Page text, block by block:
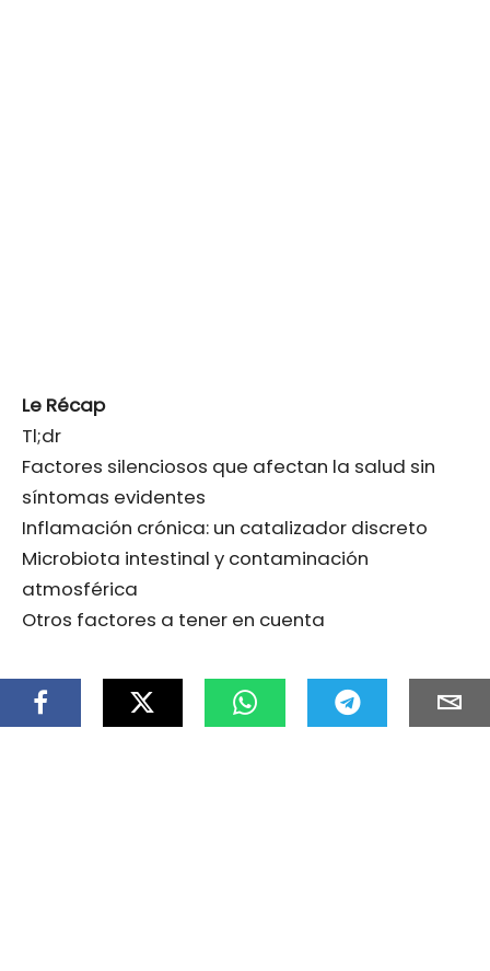
Le Récap
Tl;dr
Factores silenciosos que afectan la salud sin
síntomas evidentes
Inflamación crónica: un catalizador discreto
Microbiota intestinal y contaminación
atmosférica
Otros factores a tener en cuenta